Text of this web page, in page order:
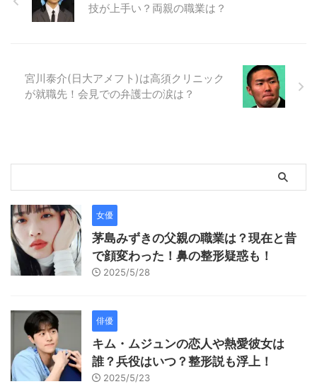
技が上手い？両親の職業は？
宮川泰介(日大アメフト)は高須クリニック
が就職先！会見での弁護士の涙は？
女優
茅島みずきの父親の職業は？現在と昔
で顔変わった！鼻の整形疑惑も！
2025/5/28
俳優
キム・ムジュンの恋人や熱愛彼女は
誰？兵役はいつ？整形説も浮上！
2025/5/23